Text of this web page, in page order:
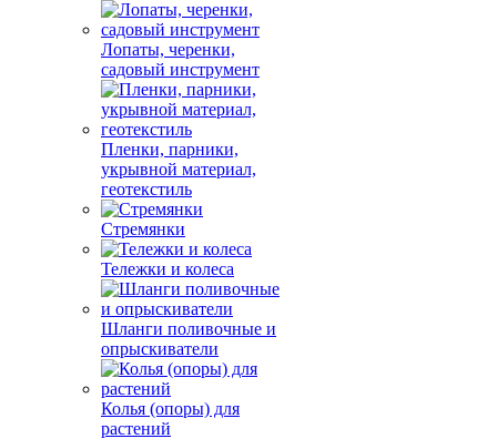
Лопаты, черенки,
садовый инструмент
Пленки, парники,
укрывной материал,
геотекстиль
Стремянки
Тележки и колеса
Шланги поливочные и
опрыскиватели
Колья (опоры) для
растений